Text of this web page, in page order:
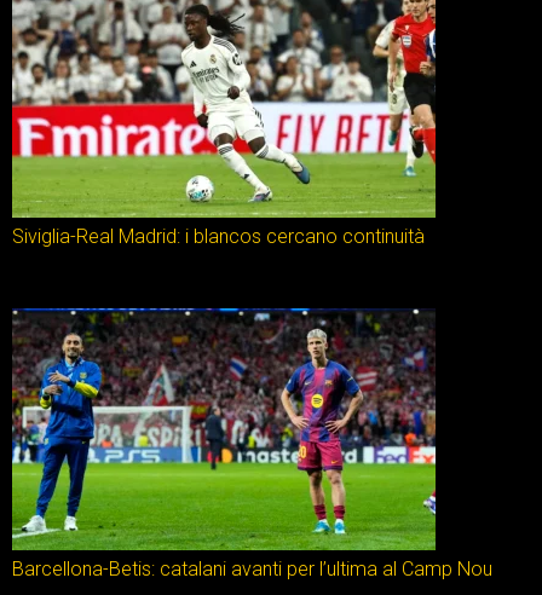
Siviglia-Real Madrid: i blancos cercano continuità
Barcellona-Betis: catalani avanti per l’ultima al Camp Nou